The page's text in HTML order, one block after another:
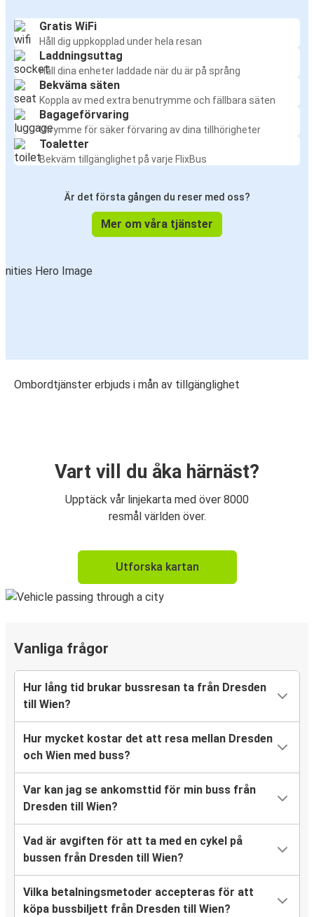
Gratis WiFi
Håll dig uppkopplad under hela resan
Laddningsuttag
Håll dina enheter laddade när du är på språng
Bekväma säten
Koppla av med extra benutrymme och fällbara säten
Bagageförvaring
Utrymme för säker förvaring av dina tillhörigheter
Toaletter
Bekväm tillgänglighet på varje FlixBus
Är det första gången du reser med oss?
Mer om våra tjänster
Ombordtjänster erbjuds i mån av tillgänglighet
Vart vill du åka härnäst?
Upptäck vår linjekarta med över 8000
resmål världen över.
Utforska kartan
Vanliga frågor
Hur lång tid brukar bussresan ta från Dresden
till Wien?
Hur mycket kostar det att resa mellan Dresden
och Wien med buss?
Var kan jag se ankomsttid för min buss från
Dresden till Wien?
Vad är avgiften för att ta med en cykel på
bussen från Dresden till Wien?
Vilka betalningsmetoder accepteras för att
köpa bussbiljett från Dresden till Wien?